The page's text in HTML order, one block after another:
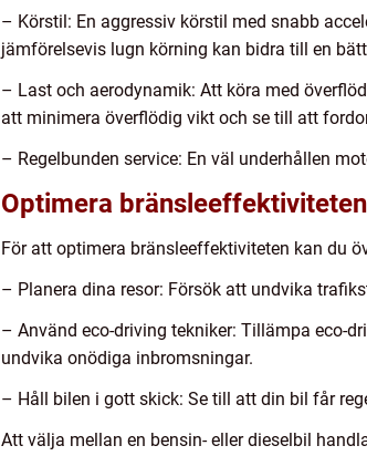
– Körstil: En aggressiv körstil med snabb
jämförelsevis lugn körning kan bidra till en
– Last och aerodynamik: Att köra med
att minimera överflödig vikt och se till att
– Regelbunden service: En väl underhållen
Optimera
För att optimera bränsleeffektiviteten kan du
– Planera dina resor: Försök att undvika
– Använd eco-driving tekniker: Tillämpa eco-
undvika onödiga inbromsningar.
– Håll bilen i gott skick: Se till att din bil får
Att välja mellan en bensin- eller dieselbil